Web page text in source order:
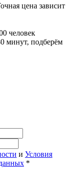
цена зависит
человек
минут, подберём
и Условия
*